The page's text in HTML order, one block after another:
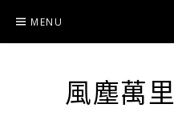
content
MENU
風塵萬